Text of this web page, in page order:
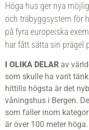
Höga hus ger nya
och träbyggsystem för
på fyra europeiska
har fått sätta sin prägel
I OLIKA DELAR av
som skulle ha varit
hittills högsta är det
våningshus i Bergen.
som faller inom
är över 100 meter